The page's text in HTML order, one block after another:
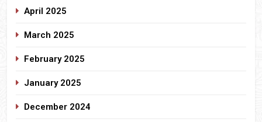
April 2025
March 2025
February 2025
January 2025
December 2024